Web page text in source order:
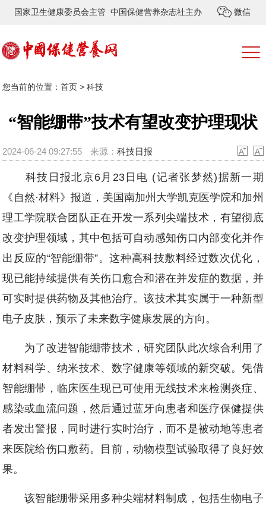
国家卫生健康委员会主管 中国保健营养杂志社主办 微信
您当前的位置：首页 >科技
“智能绷带”技术有望改变护理现状
2024-06-24 09:27:55 来源：科技日报
科技日报北京6月23日电 (记者张梦然)据新一期
《自然·材料》报道，美国南加州大学凯克医学院和加州
理工学院联合团队正在开发一系列尖端技术，有望彻底
改变护理领域，其中包括可自动感知伤口内部变化并作
出反应的“智能绷带”。这种高科技敷料经过数次优化，
现已能持续提供有关伤口愈合和潜在并发症的数据，并
可实时提供药物及其他治疗。该技术其实属于一种新型
电子皮肤，预示了未来数字健康发展的方向。
为了改进智能绷带技术，研究团队此次综合利用了
材料科学、纳米技术、数字健康等领域的新突破。凭借
智能绷带，临床医生现已可使用无线技术来检测炎症、
感染或血流问题，然后通过蓝牙向患者和医疗保健提供
者发出警报，同时进行实时治疗，而不是被动地等患者
来医院给伤口敷药。目前，动物模型试验取得了良好效
果。
该智能绷带采用多种尖端材料制成，包括生物电子